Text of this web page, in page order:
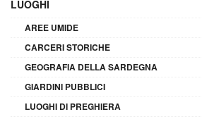
LUOGHI
AREE UMIDE
CARCERI STORICHE
GEOGRAFIA DELLA SARDEGNA
GIARDINI PUBBLICI
LUOGHI DI PREGHIERA